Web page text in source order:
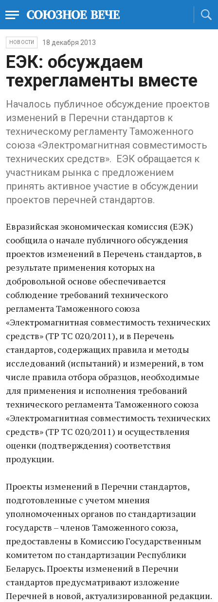
НОВОСТИ 18 декабря 2013
ЕЭК: обсуждаем
техрегламенты вместе
Началось публичное обсуждение проектов
изменений в Перечни стандартов к
техническому регламенту Таможенного
союза «Электромагнитная совместимость
технических средств». ЕЭК обращается к
участникам рынка с предложением
принять активное участие в обсуждении
проектов перечней стандартов.
Евразийская экономическая комиссия (ЕЭК)
сообщила о начале публичного обсуждения
проектов изменений в Перечень стандартов, в
результате применения которых на
добровольной основе обеспечивается
соблюдение требований технического
регламента Таможенного союза
«Электромагнитная совместимость технических
средств» (ТР ТС 020/2011), и в Перечень
стандартов, содержащих правила и методы
исследований (испытаний) и измерений, в том
числе правила отбора образцов, необходимые
для применения и исполнения требований
технического регламента Таможенного союза
«Электромагнитная совместимость технических
средств» (ТР ТС 020/2011) и осуществления
оценки (подтверждения) соответствия
продукции.
Проекты изменений в Перечни стандартов,
подготовленные с учетом мнения
уполномоченных органов по стандартизации
государств – членов Таможенного союза,
предоставлены в Комиссию Государственным
комитетом по стандартизации Республики
Беларусь. Проекты изменений в Перечни
стандартов предусматривают изложение
Перечней в новой, актуализированной редакции.